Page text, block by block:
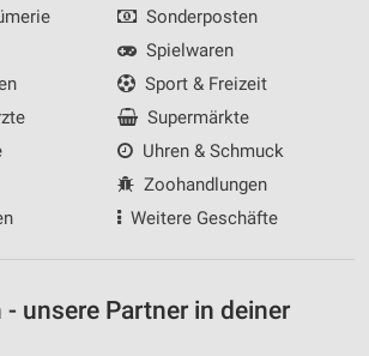
Sonderposten
Spielwaren
Sport & Freizeit
Supermärkte
Uhren & Schmuck
Zoohandlungen
Weitere Geschäfte
- unsere Partner in deiner